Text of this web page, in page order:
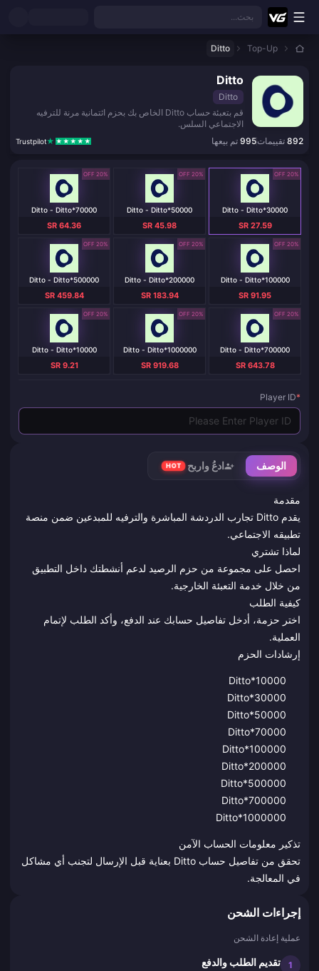
انتقل إلى المحتوى الرئيسي
بحث...
Top-Up
Ditto
Ditto
Ditto
قم بتعبئة حساب Ditto الخاص بك بحزم ائتمانية مرنة للترفيه
الاجتماعي السلس.
892 تقييمات995 تم بيعها Trustpilot
الوصف ادعُ واربح HOT
مقدمة
يقدم Ditto تجارب الدردشة المباشرة والترفيه للمبدعين ضمن منصة
تطبيقه الاجتماعي.
لماذا تشتري
احصل على مجموعة من حزم الرصيد لدعم أنشطتك داخل التطبيق
من خلال خدمة التعبئة الخارجية.
كيفية الطلب
اختر حزمة، أدخل تفاصيل حسابك عند الدفع، وأكد الطلب لإتمام
العملية.
إرشادات الحزم
Ditto*10000
Ditto*30000
Ditto*50000
Ditto*70000
Ditto*100000
Ditto*200000
Ditto*500000
Ditto*700000
Ditto*1000000
تذكير معلومات الحساب الآمن
تحقق من تفاصيل حساب Ditto بعناية قبل الإرسال لتجنب أي مشاكل
في المعالجة.
إجراءات الشحن
عملية إعادة الشحن
1 تقديم الطلب والدفع
20% OFF
Ditto - Ditto*30000
SR 27.59
20% OFF
Ditto - Ditto*50000
SR 45.98
20% OFF
Ditto - Ditto*70000
SR 64.36
20% OFF
Ditto - Ditto*100000
SR 91.95
20% OFF
Ditto - Ditto*200000
SR 183.94
20% OFF
Ditto - Ditto*500000
SR 459.84
20% OFF
Ditto - Ditto*700000
SR 643.78
20% OFF
Ditto - Ditto*1000000
SR 919.68
20% OFF
Ditto - Ditto*10000
SR 9.21
*
Player ID